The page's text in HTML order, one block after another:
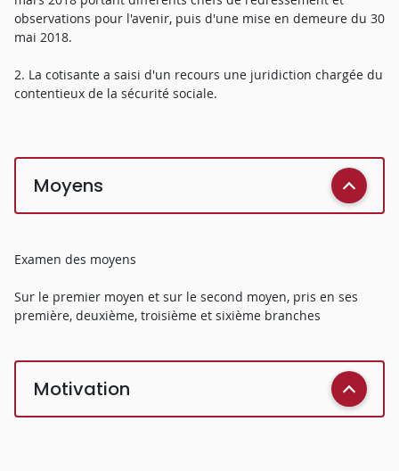
observations pour l'avenir, puis d'une mise en demeure du 30
mai 2018.
2. La cotisante a saisi d'un recours une juridiction chargée du
contentieux de la sécurité sociale.
Moyens
Examen des moyens
Sur le premier moyen et sur le second moyen, pris en ses
première, deuxième, troisième et sixième branches
Motivation